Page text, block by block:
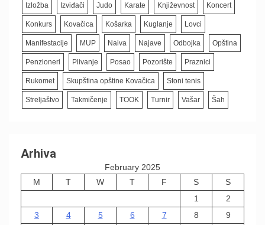
Izložba Izviđači Judo Karate Književnost Koncert
Konkurs Kovačica Košarka Kuglanje Lovci
Manifestacije MUP Naiva Najave Odbojka Opština
Penzioneri Plivanje Posao Pozorište Praznici
Rukomet Skupština opštine Kovačica Stoni tenis
Streljaštvo Takmičenje TOOK Turnir Vašar Šah
Arhiva
February 2025
M
T W T F S
S
1
2
3
4 5 6 7 8
9